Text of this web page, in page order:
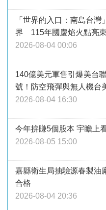
「世界的入口：南島台
界 115年國慶焰火點亮
2026-08-04 00:06
140億美元軍售引爆美台
號！防空飛彈與無人機台
2026-08-04 16:30
今年拚賺5個股本 宇瞻上
2026-08-05 15:00
嘉縣衛生局抽驗源春製
合格
2026-08-04 20:36